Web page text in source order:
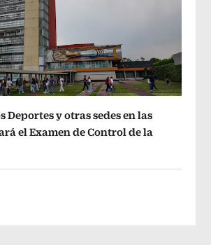
Deportes y otras sedes en las
el Examen de Control de la